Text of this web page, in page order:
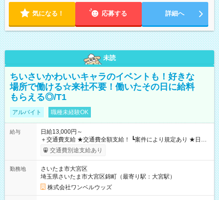
気になる！ 応募する 詳細へ
未読
ちいさいかわいいキャラのイベントも！好きな
場所で働ける☆来社不要！働いたその日に給料
もらえる◎/T1
アルバイト 職種未経験OK
給与
日給13,000円～
＋交通費支給 ★交通費全額支給！ ┗案件により規定あり ★日払
いOK！（規定あり） ┗働いたその日に現金GET♪ お仕事後はコ
ンビニATMから 日払い分を引き落とせます！ 【試用期間】試
交通費別途支給あり
勤務地
さいたま市大宮区
埼玉県さいたま市大宮区錦町（最寄り駅：大宮駅）
株式会社ワンベルウッズ